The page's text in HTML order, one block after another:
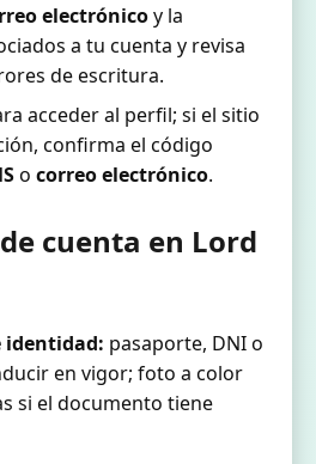
electrónicoy la
a tu cuenta y revisa
de escritura.
acceder al perfil; si el sitio
confirma el código
o correo electrónico.
cuenta en Lord
identidad: pasaporte, DNI o
en vigor; foto a color
si el documento tiene